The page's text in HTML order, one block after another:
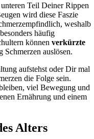
Teil Deiner Rippen
wird diese Faszie
weshalb
besonders häufig
können verkürzte
auslösen.
aufstehst oder Dir mal
die Folge sein.
viel Bewegung und
Ernährung und einem
Alters